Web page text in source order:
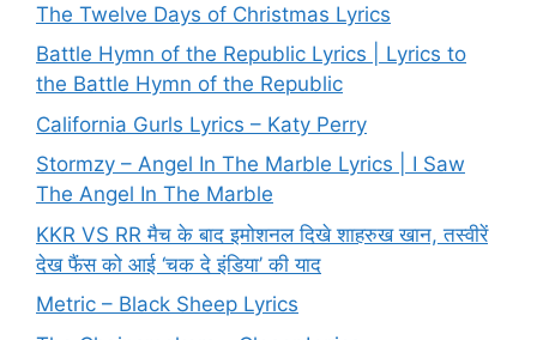
The Twelve Days of Christmas Lyrics
Battle Hymn of the Republic Lyrics | Lyrics to
the Battle Hymn of the Republic
California Gurls Lyrics – Katy Perry
Stormzy – Angel In The Marble Lyrics | I Saw
The Angel In The Marble
KKR VS RR मैच के बाद इमोशनल दिखे शाहरुख खान, तस्वीरें
देख फैंस को आई ‘चक दे इंडिया’ की याद
Metric – Black Sheep Lyrics